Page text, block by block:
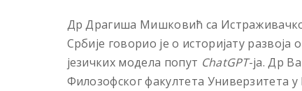
Др Драгиша Мишковић са
Србије говорио је о историјату
језичких модела попут ChatGPT-ја. Др
Филозофског факултета Универзитета